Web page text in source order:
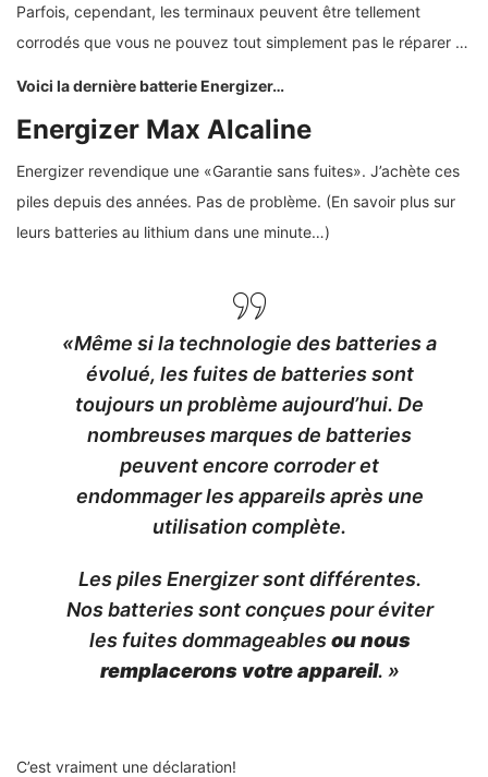
Parfois, cependant, les terminaux peuvent être tellement
corrodés que vous ne pouvez tout simplement pas le réparer …
Voici la dernière batterie Energizer…
Energizer Max Alcaline
Energizer revendique une «Garantie sans fuites». J’achète ces
piles depuis des années. Pas de problème. (En savoir plus sur
leurs batteries au lithium dans une minute…)
«Même si la technologie des batteries a
évolué, les fuites de batteries sont
toujours un problème aujourd’hui. De
nombreuses marques de batteries
peuvent encore corroder et
endommager les appareils après une
utilisation complète.
Les piles Energizer sont différentes.
Nos batteries sont conçues pour éviter
les fuites dommageablesou nous
remplacerons votre appareil. »
C’est vraiment une déclaration!